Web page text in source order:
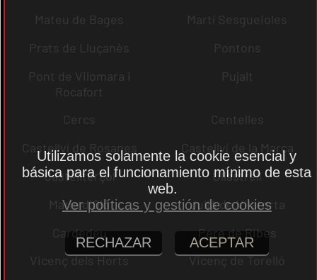
Mateu de Bages
Martí Sesgueioles
Prats de Lluçanès
Pontons
Pont de Vilomara i
Rocafort
Pujalt
Cercs
Centelles
Castellví de Rosanes
Castellví de la Marca
Castellterçol
Ullastrell
Maria d´Oló
Julià de Vilatorta
Cardedeu
Pere de Ribes
Vicenç dels Horts
Vicenç de Torelló
Utilizamos solamente la cookie esencial y
básica para el funcionamiento mínimo de esta
web.
Ver políticas y gestión de cookies
RECHAZAR ACEPTAR